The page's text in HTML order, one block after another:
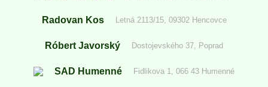
Radovan Kos Letná 2113/15, 09302 Hencovce
Róbert Javorský Dostojevského 37, Poprad
SAD Humenné Fidlikova 1, 066 43 Humenné